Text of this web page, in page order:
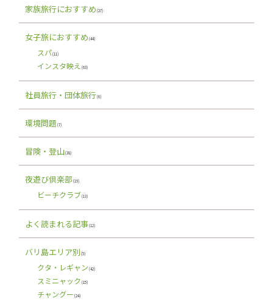
家族旅行におすすめ (27)
女子旅におすすめ (44)
スパ(11)
インスタ映え (63)
社員旅行・団体旅行(6)
環境問題 (7)
冒険・登山(38)
夜遊び倶楽部 (19)
ビーチクラブ(13)
よく読まれる記事(12)
バリ島エリア別 (5)
クタ・レギャン (42)
スミニャック (15)
チャングー (24)